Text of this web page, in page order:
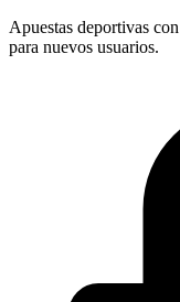
Apuestas deportivas
para nuevos usuarios.